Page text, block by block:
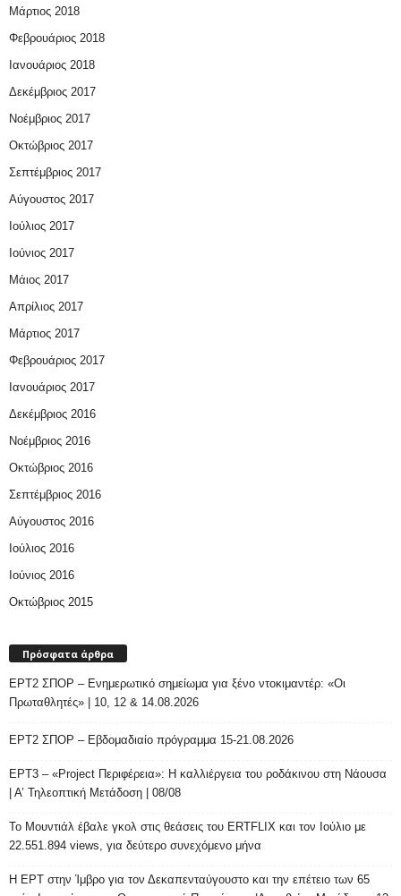
Μάρτιος 2018
Φεβρουάριος 2018
Ιανουάριος 2018
Δεκέμβριος 2017
Νοέμβριος 2017
Οκτώβριος 2017
Σεπτέμβριος 2017
Αύγουστος 2017
Ιούλιος 2017
Ιούνιος 2017
Μάιος 2017
Απρίλιος 2017
Μάρτιος 2017
Φεβρουάριος 2017
Ιανουάριος 2017
Δεκέμβριος 2016
Νοέμβριος 2016
Οκτώβριος 2016
Σεπτέμβριος 2016
Αύγουστος 2016
Ιούλιος 2016
Ιούνιος 2016
Οκτώβριος 2015
Πρόσφατα άρθρα
ΕΡΤ2 ΣΠΟΡ – Ενημερωτικό σημείωμα για ξένο ντοκιμαντέρ: «Οι
Πρωταθλητές» | 10, 12 & 14.08.2026
ΕΡΤ2 ΣΠΟΡ – Εβδομαδιαίο πρόγραμμα 15-21.08.2026
ΕΡΤ3 – «Project Περιφέρεια»: Η καλλιέργεια του ροδάκινου στη Νάουσα
| Α’ Τηλεοπτική Μετάδοση | 08/08
Το Μουντιάλ έβαλε γκολ στις θεάσεις του ERTFLIX και τον Ιούλιο με
22.551.894 views, για δεύτερο συνεχόμενο μήνα
Η ΕΡΤ στην Ίμβρο για τον Δεκαπενταύγουστο και την επέτειο των 65